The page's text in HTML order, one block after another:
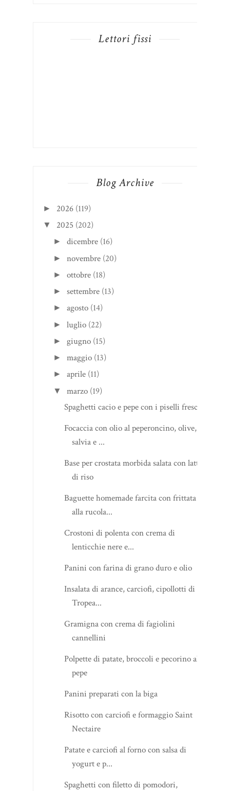
Lettori fissi
Blog Archive
► 2026 (119)
▼ 2025 (202)
►dicembre (16)
►novembre (20)
►ottobre (18)
►settembre (13)
►agosto (14)
►luglio (22)
►giugno (15)
►maggio (13)
►aprile (11)
▼ marzo (19)
Spaghetti cacio e pepe con i piselli freschi
Focaccia con olio al peperoncino, olive,
salvia e ...
Base per crostata morbida salata con latte
di riso
Baguette homemade farcita con frittata
alla rucola...
Crostoni di polenta con crema di
lenticchie nere e...
Panini con farina di grano duro e olio
Insalata di arance, carciofi, cipollotti di
Tropea...
Gramigna con crema di fagiolini
cannellini
Polpette di patate, broccoli e pecorino al
pepe
Panini preparati con la biga
Risotto con carciofi e formaggio Saint
Nectaire
Patate e carciofi al forno con salsa di
yogurt e p...
Spaghetti con filetto di pomodori,